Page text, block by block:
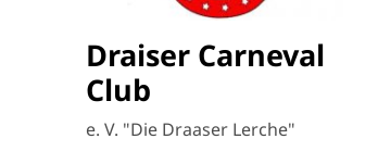
Draiser Carneval
Club
e. V. "Die Draaser Lerche"